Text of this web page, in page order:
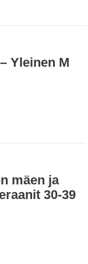
Yleinen M
mäen ja
30-39